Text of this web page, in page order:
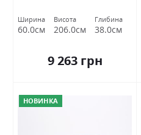
Ширина
60.0см
Висота
206.0см
Глибина
38.0см
9 263 грн
НОВИНКА